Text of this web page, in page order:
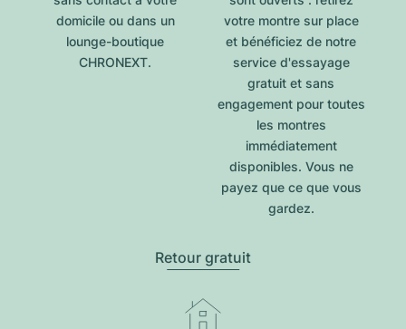
domicile ou dans un
lounge-boutique
CHRONEXT.
votre montre sur place
et bénéficiez de notre
service d'essayage
gratuit et sans
engagement pour toutes
les montres
immédiatement
disponibles. Vous ne
payez que ce que vous
gardez.
Retour gratuit